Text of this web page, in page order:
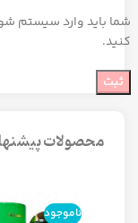
شما باید وارد سیستم
کنید.
محصولات
ناموجود